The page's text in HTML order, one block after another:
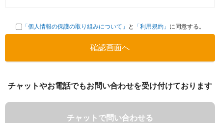
「個人情報の保護の取り組みについて」 と 「利用規約」 に同意する。
チャットやお電話でもお問い合わせを受け付けております
チャットで問い合わせる